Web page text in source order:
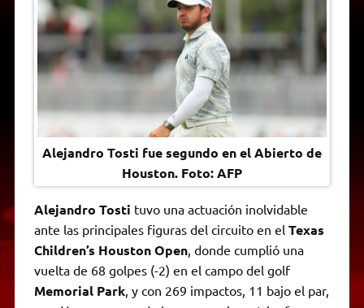
A
p
p
r
a
m
e
r
o
k
e
r
n
k
F
r
i
e
n
d
l
y
Alejandro Tosti fue segundo en el Abierto de
Houston. Foto: AFP
Alejandro Tosti tuvo una actuación inolvidable
ante las principales figuras del circuito en el Texas
Children’s Houston Open, donde cumplió una
vuelta de 68 golpes (-2) en el campo del golf
Memorial Park, y con 269 impactos, 11 bajo el par,